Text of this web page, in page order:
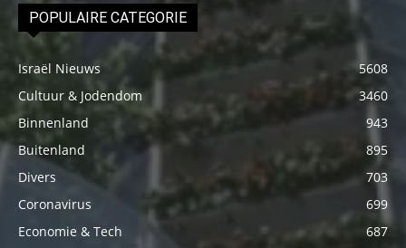
POPULAIRE CATEGORIE
Israël Nieuws
5608
Cultuur & Jodendom
3460
Binnenland
943
Buitenland
895
Divers
703
Coronavirus
699
Economie & Tech
687